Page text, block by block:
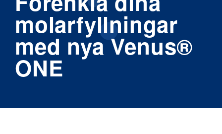
molarfyllningar
med nya Venus®
ONE